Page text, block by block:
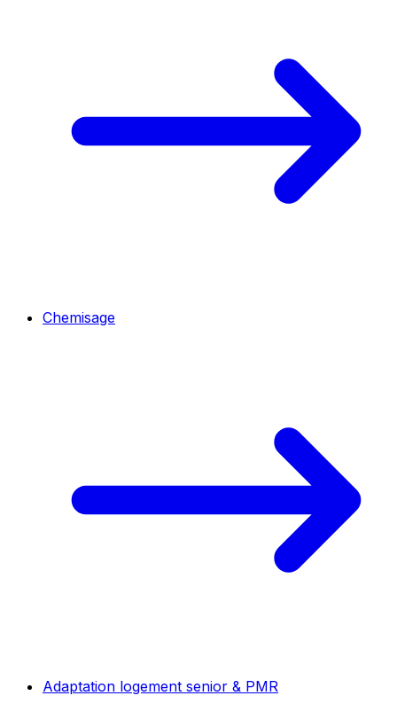
Chemisage
Adaptation logement senior & PMR